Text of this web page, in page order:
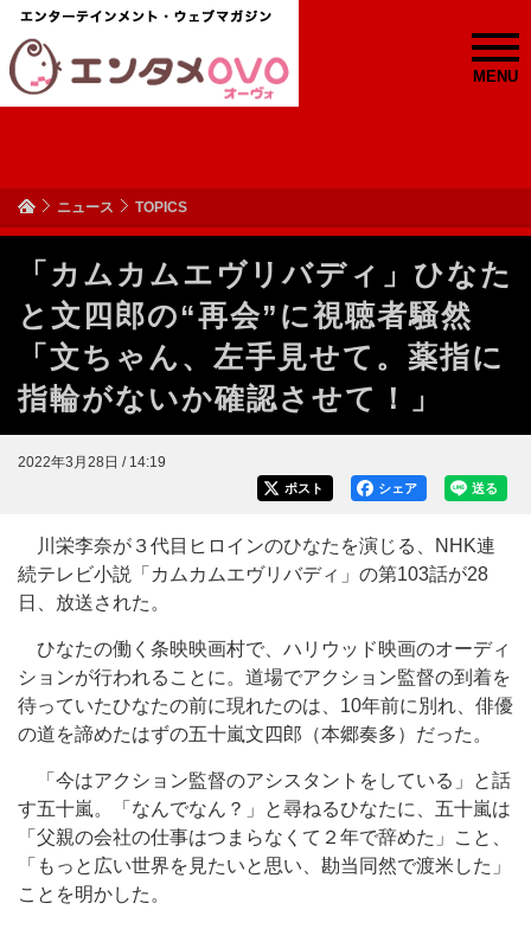
MENU
ニュース TOPICS
「カムカムエヴリバディ」ひなた
と文四郎の“再会”に視聴者騒然
「文ちゃん、左手見せて。薬指に
指輪がないか確認させて！」
2022年3月28日 / 14:19
送る
シェア
ポスト
川栄李奈が３代目ヒロインのひなたを演じる、NHK連
続テレビ小説「カムカムエヴリバディ」の第103話が28
日、放送された。
ひなたの働く条映映画村で、ハリウッド映画のオーディ
ションが行われることに。道場でアクション監督の到着を
待っていたひなたの前に現れたのは、10年前に別れ、俳優
の道を諦めたはずの五十嵐文四郎（本郷奏多）だった。
「今はアクション監督のアシスタントをしている」と話
す五十嵐。「なんでなん？」と尋ねるひなたに、五十嵐は
「父親の会社の仕事はつまらなくて２年で辞めた」こと、
「もっと広い世界を見たいと思い、勘当同然で渡米した」
ことを明かした。